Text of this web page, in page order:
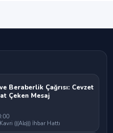
Beraberlik Çağrısı: Cevzet
Çeken Mesaj
(((Alo))) İhbar Hattı